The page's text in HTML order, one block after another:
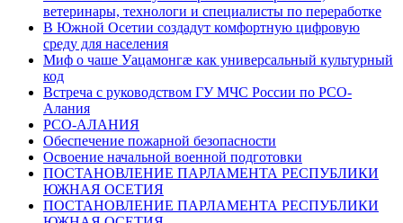
ветеринары, технологи и специалисты по переработке
В Южной Осетии создадут комфортную цифровую
среду для населения
Миф о чаше Уацамонгæ как универсальный культурный
код
Встреча с руководством ГУ МЧС России по РСО-
Алания
РСО-АЛАНИЯ
Обеспечение пожарной безопасности
Освоение начальной военной подготовки
ПОСТАНОВЛЕНИЕ ПАРЛАМЕНТА РЕСПУБЛИКИ
ЮЖНАЯ ОСЕТИЯ
ПОСТАНОВЛЕНИЕ ПАРЛАМЕНТА РЕСПУБЛИКИ